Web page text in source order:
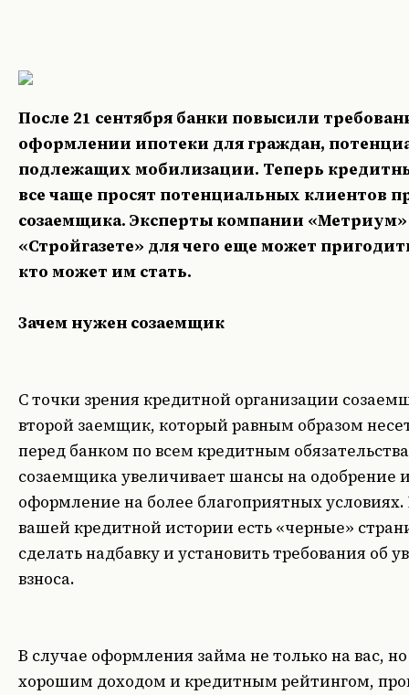
После 21 сентября банки повысили
оформлении ипотеки для граждан,
подлежащих мобилизации. Теперь
все чаще просят потенциальных клиентов
созаемщика. Эксперты компании «Метриум»
«Стройгазете» для чего еще может
кто может им стать.
Зачем нужен созаемщик
С точки зрения кредитной организации
второй заемщик, который равным образом
перед банком по всем кредитным
созаемщика увеличивает шансы на одобрение
оформление на более благоприятных
вашей кредитной истории есть «черные»
сделать надбавку и установить требования об
взноса.
В случае оформления займа не только на вас,
хорошим доходом и кредитным рейтингом,